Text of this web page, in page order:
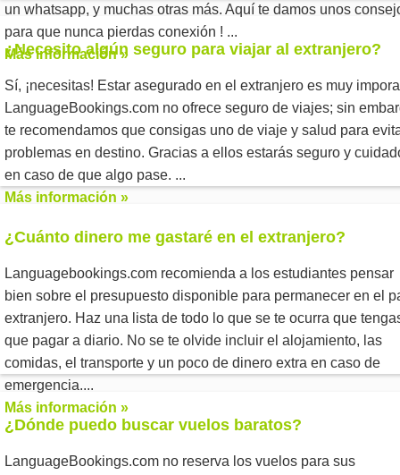
un whatsapp, y muchas otras más. Aquí te damos unos
para que nunca pierdas conexión ! ...
Más información »
¿Necesito algún seguro para viajar al extranjero?
Sí, ¡necesitas! Estar asegurado en el extranjero es muy
LanguageBookings.com no ofrece seguro de viajes; sin
te recomendamos que consigas uno de viaje y salud para
problemas en destino. Gracias a ellos estarás seguro y
en caso de que algo pase. ...
Más información »
¿Cuánto dinero me gastaré en el extranjero?
Languagebookings.com recomienda a los estudiantes pensar
bien sobre el presupuesto disponible para permanecer en el
extranjero. Haz una lista de todo lo que se te ocurra que
que pagar a diario. No se te olvide incluir el alojamiento, las
comidas, el transporte y un poco de dinero extra en caso de
emergencia....
Más información »
¿Dónde puedo buscar vuelos baratos?
LanguageBookings.com no reserva los vuelos para sus